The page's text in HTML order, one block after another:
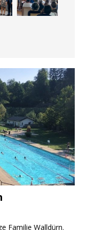
Familie Walldürn.